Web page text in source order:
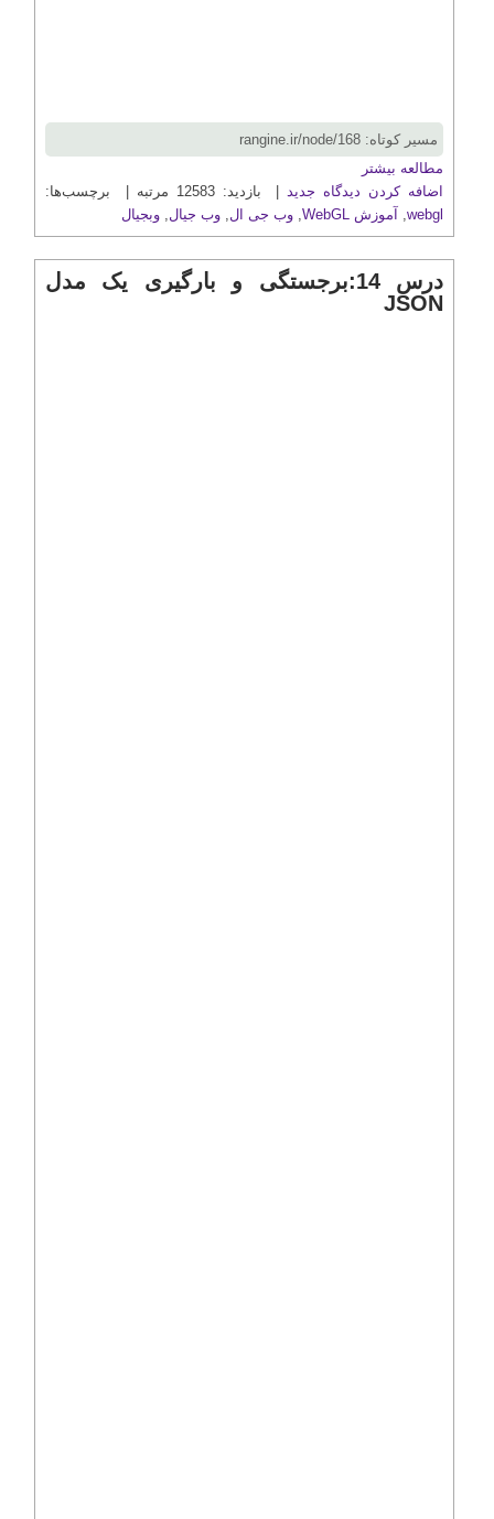
مسیر کوتاه: rangine.ir/node/168
مطالعه بیشتر
اضافه کردن دیدگاه جدید| بازدید: 12583 مرتبه | برچسب‌ها:
webgl
, آموزش WebGL , وب جی ال, وب جیال, وبجیال
درس 14:برجستگی و بارگیری یک مدل
JSON